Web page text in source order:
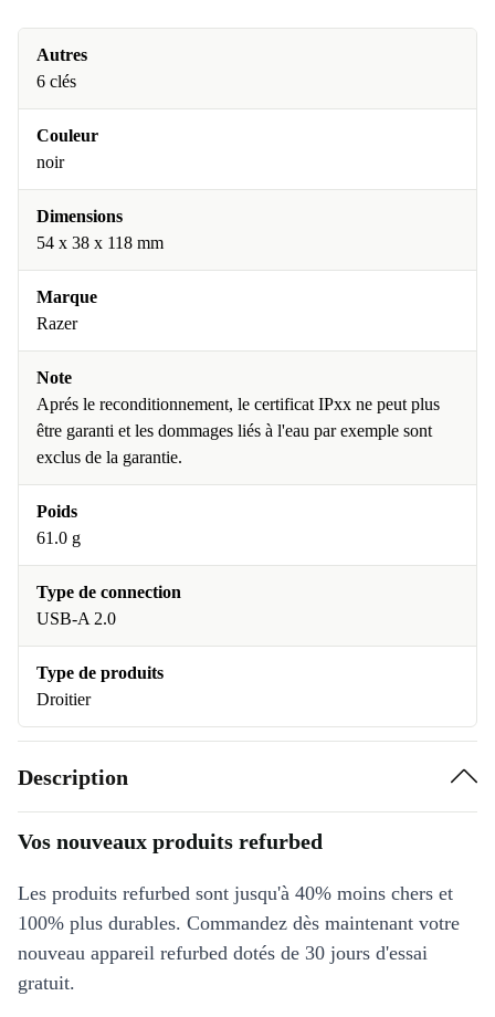
Autres
6 clés
Couleur
noir
Dimensions
54 x 38 x 118 mm
Marque
Razer
Note
Aprés le reconditionnement, le certificat IPxx ne peut plus
être garanti et les dommages liés à l'eau par exemple sont
exclus de la garantie.
Poids
61.0 g
Type de connection
USB-A 2.0
Type de produits
Droitier
Description
Vos nouveaux produits refurbed
Les produits refurbed sont jusqu'à 40% moins chers et
100% plus durables. Commandez dès maintenant votre
nouveau appareil refurbed dotés de 30 jours d'essai
gratuit.